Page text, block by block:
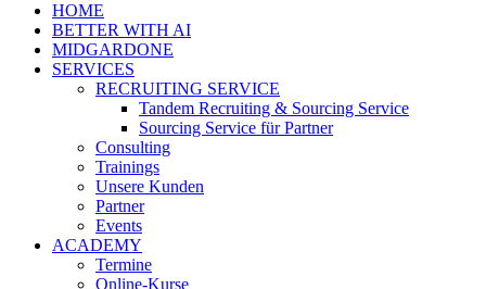
HOME
BETTER WITH AI
MIDGARDONE
SERVICES
RECRUITING SERVICE
Tandem Recruiting & Sourcing Service
Sourcing Service für Partner
Consulting
Trainings
Unsere Kunden
Partner
Events
ACADEMY
Termine
Online-Kurse